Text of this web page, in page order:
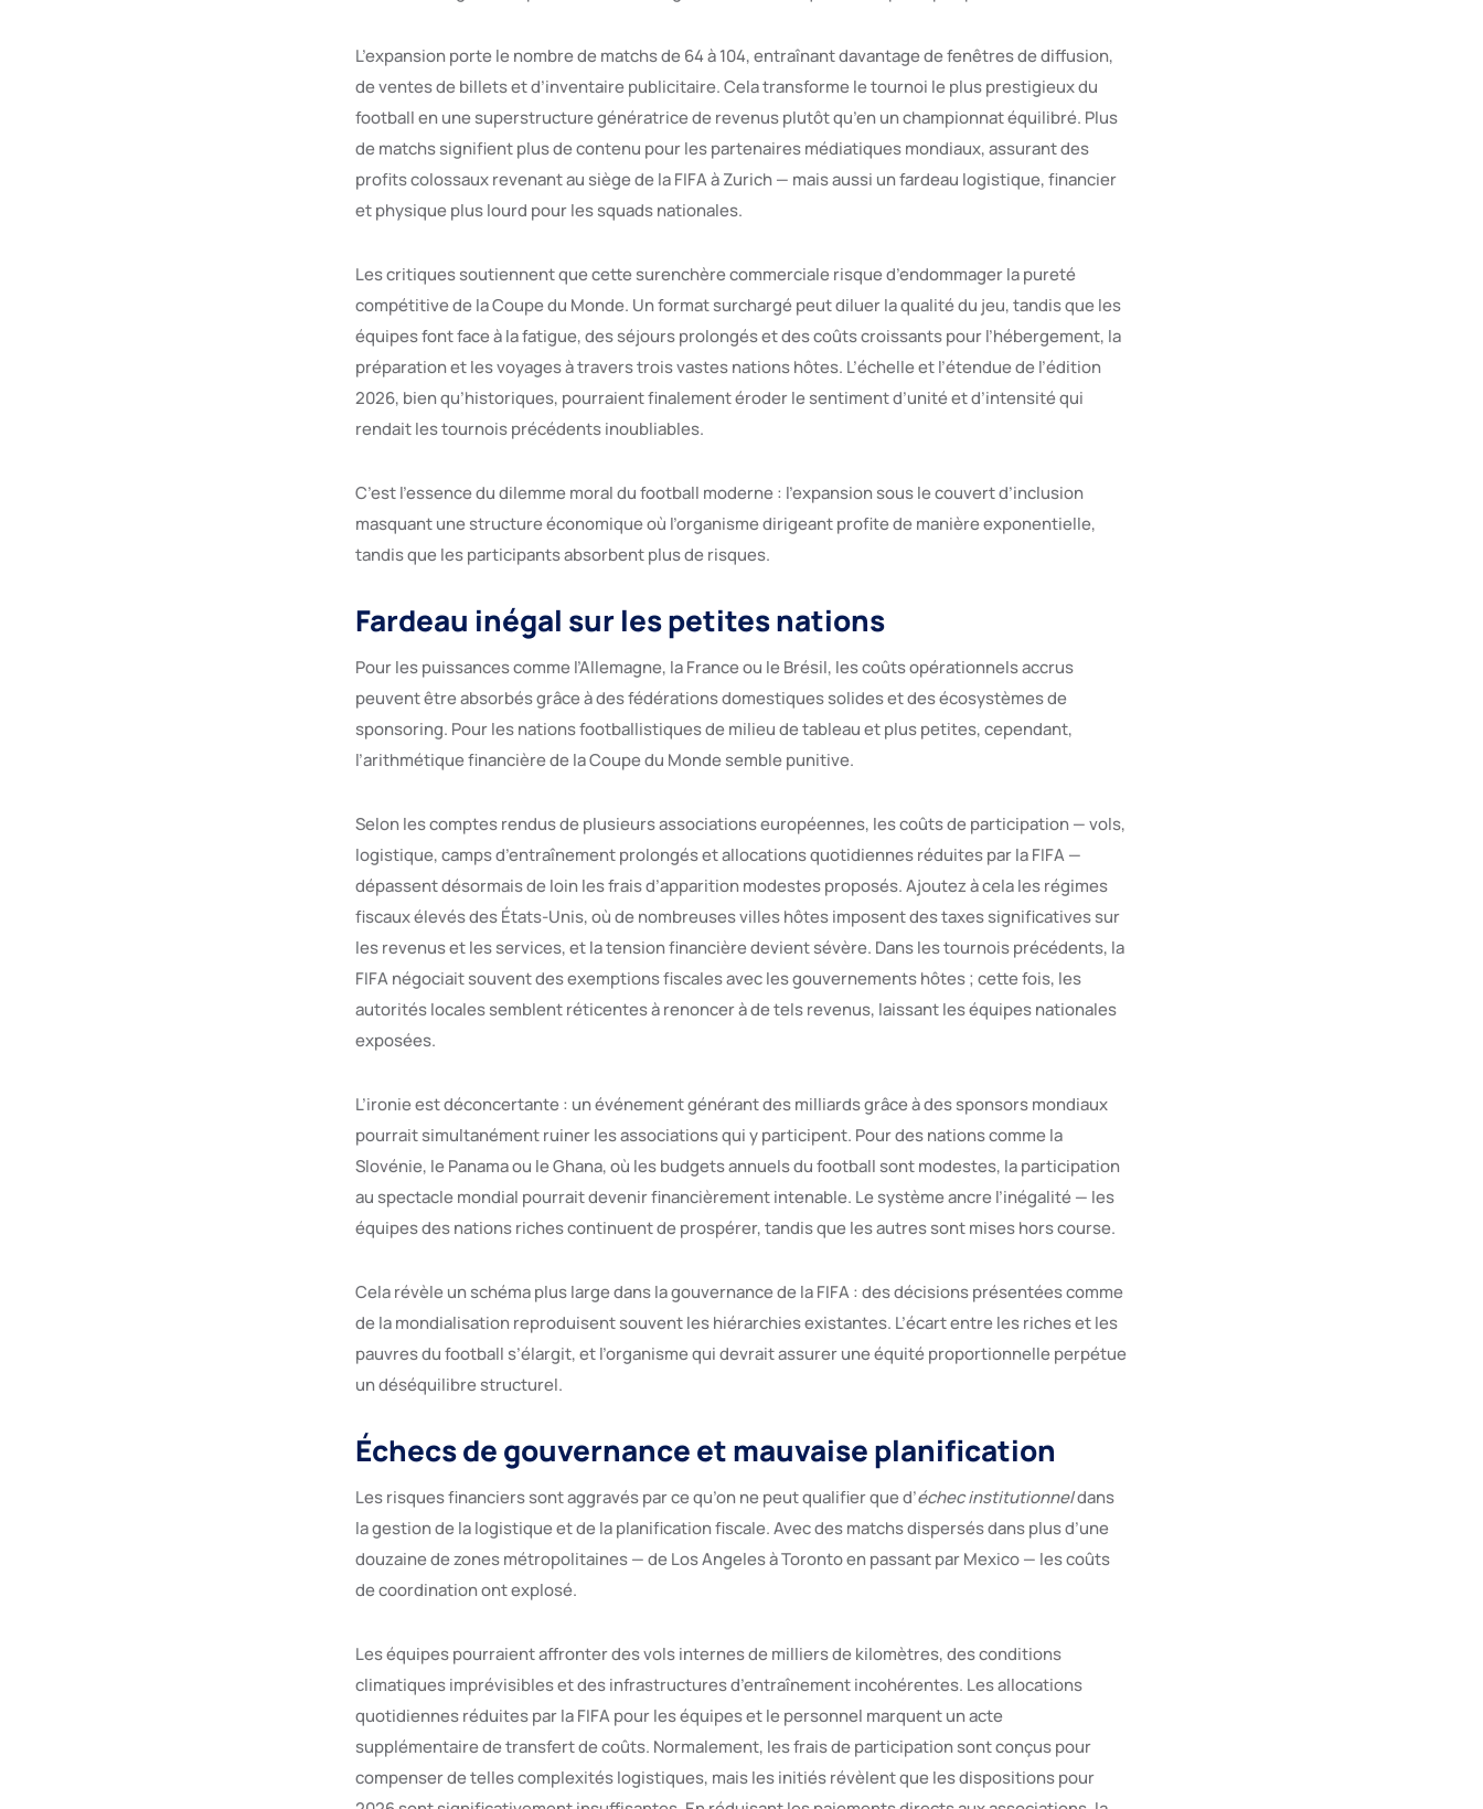
L’expansion porte le nombre de matchs de 64 à 104, entraînant davantage de fenêtres de diffusion,
de ventes de billets et d’inventaire publicitaire. Cela transforme le tournoi le plus prestigieux du
football en une superstructure génératrice de revenus plutôt qu’en un championnat équilibré. Plus
de matchs signifient plus de contenu pour les partenaires médiatiques mondiaux, assurant des
profits colossaux revenant au siège de la FIFA à Zurich — mais aussi un fardeau logistique, financier
et physique plus lourd pour les squads nationales.
Les critiques soutiennent que cette surenchère commerciale risque d’endommager la pureté
compétitive de la Coupe du Monde. Un format surchargé peut diluer la qualité du jeu, tandis que les
équipes font face à la fatigue, des séjours prolongés et des coûts croissants pour l’hébergement, la
préparation et les voyages à travers trois vastes nations hôtes. L’échelle et l’étendue de l’édition
2026, bien qu’historiques, pourraient finalement éroder le sentiment d’unité et d’intensité qui
rendait les tournois précédents inoubliables.
C’est l’essence du dilemme moral du football moderne : l’expansion sous le couvert d’inclusion
masquant une structure économique où l’organisme dirigeant profite de manière exponentielle,
tandis que les participants absorbent plus de risques.
Fardeau inégal sur les petites nations
Pour les puissances comme l’Allemagne, la France ou le Brésil, les coûts opérationnels accrus
peuvent être absorbés grâce à des fédérations domestiques solides et des écosystèmes de
sponsoring. Pour les nations footballistiques de milieu de tableau et plus petites, cependant,
l’arithmétique financière de la Coupe du Monde semble punitive.
Selon les comptes rendus de plusieurs associations européennes, les coûts de participation — vols,
logistique, camps d’entraînement prolongés et allocations quotidiennes réduites par la FIFA —
dépassent désormais de loin les frais d’apparition modestes proposés. Ajoutez à cela les régimes
fiscaux élevés des États-Unis, où de nombreuses villes hôtes imposent des taxes significatives sur
les revenus et les services, et la tension financière devient sévère. Dans les tournois précédents, la
FIFA négociait souvent des exemptions fiscales avec les gouvernements hôtes ; cette fois, les
autorités locales semblent réticentes à renoncer à de tels revenus, laissant les équipes nationales
exposées.
L’ironie est déconcertante : un événement générant des milliards grâce à des sponsors mondiaux
pourrait simultanément ruiner les associations qui y participent. Pour des nations comme la
Slovénie, le Panama ou le Ghana, où les budgets annuels du football sont modestes, la participation
au spectacle mondial pourrait devenir financièrement intenable. Le système ancre l’inégalité — les
équipes des nations riches continuent de prospérer, tandis que les autres sont mises hors course.
Cela révèle un schéma plus large dans la gouvernance de la FIFA : des décisions présentées comme
de la mondialisation reproduisent souvent les hiérarchies existantes. L’écart entre les riches et les
pauvres du football s’élargit, et l’organisme qui devrait assurer une équité proportionnelle perpétue
un déséquilibre structurel.
Échecs de gouvernance et mauvaise planification
Les risques financiers sont aggravés par ce qu’on ne peut qualifier que d’échec institutionneldans
la gestion de la logistique et de la planification fiscale. Avec des matchs dispersés dans plus d’une
douzaine de zones métropolitaines — de Los Angeles à Toronto en passant par Mexico — les coûts
de coordination ont explosé.
Les équipes pourraient affronter des vols internes de milliers de kilomètres, des conditions
climatiques imprévisibles et des infrastructures d’entraînement incohérentes. Les allocations
quotidiennes réduites par la FIFA pour les équipes et le personnel marquent un acte
supplémentaire de transfert de coûts. Normalement, les frais de participation sont conçus pour
compenser de telles complexités logistiques, mais les initiés révèlent que les dispositions pour